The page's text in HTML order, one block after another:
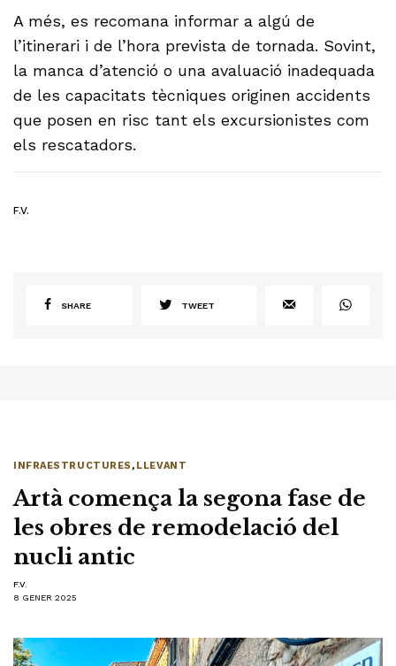
A més, es recomana informar a algú de
l’itinerari i de l’hora prevista de tornada. Sovint,
la manca d’atenció o una avaluació inadequada
de les capacitats tècniques originen accidents
que posen en risc tant els excursionistes com
els rescatadors.
F.V.
SHARE TWEET
INFRAESTRUCTURES, LLEVANT
Artà comença la segona fase de
les obres de remodelació del
nucli antic
F.V.
8 GENER 2025